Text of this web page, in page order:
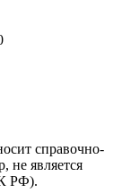
справочно-
не является
РФ).